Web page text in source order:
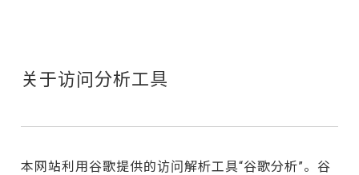
关于访问分析工具
本网站利用谷歌提供的访问解析工具“谷歌分析”。谷